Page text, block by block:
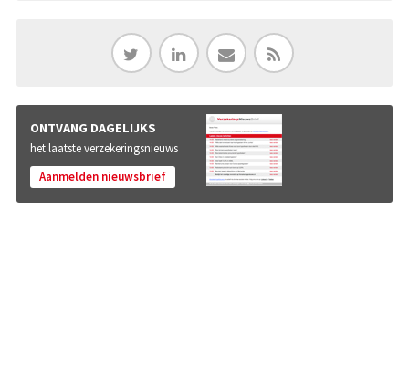
ONTVANG DAGELIJKS
het laatste verzekeringsnieuws
Aanmelden nieuwsbrief